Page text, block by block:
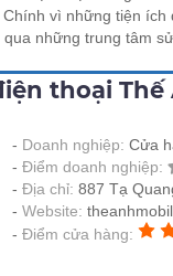
vì những tiện
qua những trung tâm
thoại Thế
Doanh nghiệp: Cửa
Điểm doanh nghiệp:
Địa chỉ: 887 Tạ
Website:
Điểm cửa hàng: